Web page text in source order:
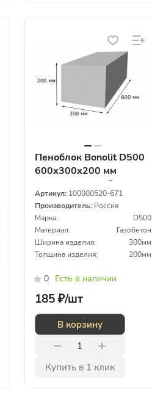
Пеноблок Bonolit D500
600х300х200 мм
газосиликатный
Артикул: 100000520-671
Производитель: Россия
Марка:
D500
Материал:
Газобетон
Ширина изделия:
300мм
Толщина изделия:
200мм
0 Есть в наличии
185 ₽/шт
В корзину
Купить в 1 клик